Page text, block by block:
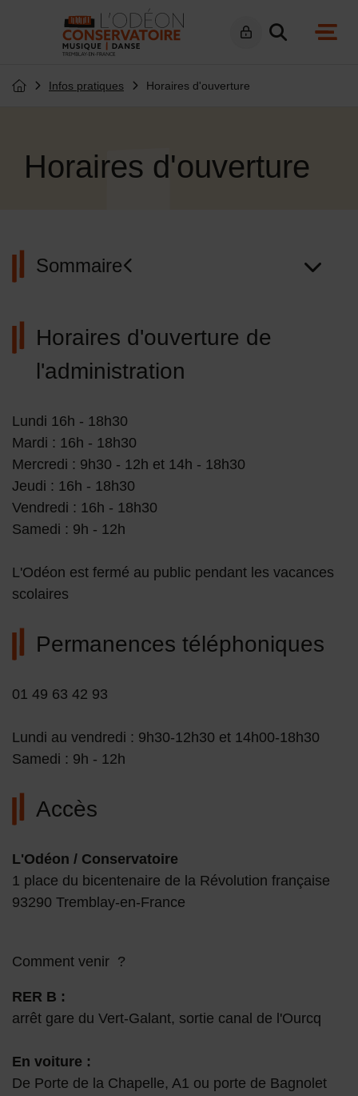
Page d'accueil du site
Infos pratiques Horaires d'ouverture
Horaires d'ouverture
Sommaire
Horaires d'ouverture de
l'administration
Lundi 16h - 18h30
Mardi : 16h - 18h30
Mercredi : 9h30 - 12h et 14h - 18h30
Jeudi : 16h - 18h30
Vendredi : 16h - 18h30
Samedi : 9h - 12h
L'Odéon est fermé au public pendant les vacances
scolaires
Permanences téléphoniques
01 49 63 42 93
Lundi au vendredi : 9h30-12h30 et 14h00-18h30
Samedi : 9h - 12h
Accès
L'Odéon / Conservatoire
1 place du bicentenaire de la Révolution française
93290 Tremblay-en-France
Comment venir ?
RER B :
arrêt gare du Vert-Galant, sortie canal de l'Ourcq
En voiture :
De Porte de la Chapelle, A1 ou porte de Bagnolet